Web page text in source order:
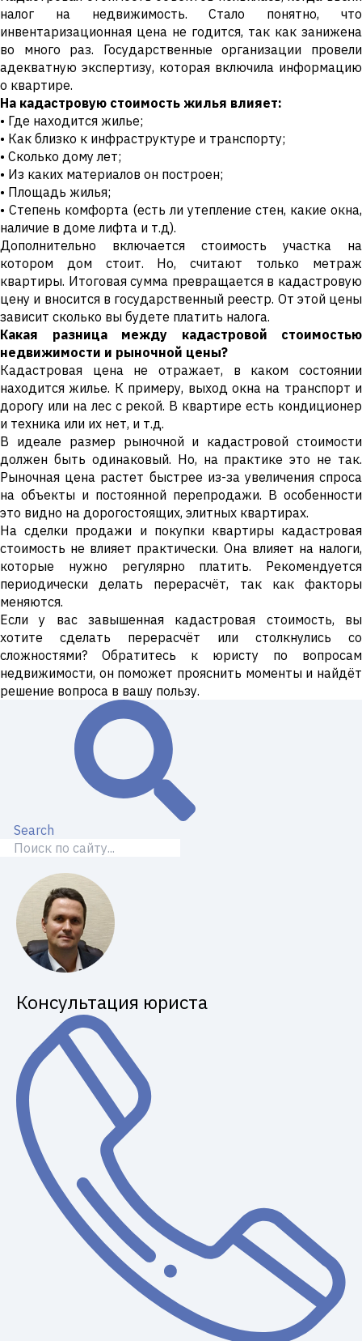
налог на недвижимость. Стало понятно, что
инвентаризационная цена не годится, так как занижена
во много раз. Государственные организации провели
адекватную экспертизу, которая включила информацию
о квартире.
На кадастровую стоимость жилья влияет:
• Где находится жилье;
• Как близко к инфраструктуре и транспорту;
• Сколько дому лет;
• Из каких материалов он построен;
• Площадь жилья;
• Степень комфорта (есть ли утепление стен, какие окна,
наличие в доме лифта и т.д).
Дополнительно включается стоимость участка на
котором дом стоит. Но, считают только метраж
квартиры. Итоговая сумма превращается в кадастровую
цену и вносится в государственный реестр. От этой цены
зависит сколько вы будете платить налога.
Какая разница между кадастровой стоимостью
недвижимости и рыночной цены?
Кадастровая цена не отражает, в каком состоянии
находится жилье. К примеру, выход окна на транспорт и
дорогу или на лес с рекой. В квартире есть кондиционер
и техника или их нет, и т.д.
В идеале размер рыночной и кадастровой стоимости
должен быть одинаковый. Но, на практике это не так.
Рыночная цена растет быстрее из-за увеличения спроса
на объекты и постоянной перепродажи. В особенности
это видно на дорогостоящих, элитных квартирах.
На сделки продажи и покупки квартиры кадастровая
стоимость не влияет практически. Она влияет на налоги,
которые нужно регулярно платить. Рекомендуется
периодически делать перерасчёт, так как факторы
меняются.
Если у вас завышенная кадастровая стоимость, вы
хотите сделать перерасчёт или столкнулись со
сложностями? Обратитесь к юристу по вопросам
недвижимости, он поможет прояснить моменты и найдёт
решение вопроса в вашу пользу.
Search
Консультация юриста